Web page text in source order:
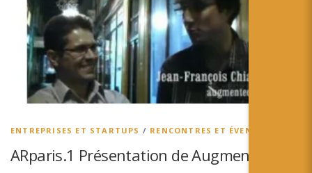
ENTREPRISES ET STARTUPS / RENCONTRES ET ÉVENEMENTS
ARparis.1 Présentation de Augmentedev